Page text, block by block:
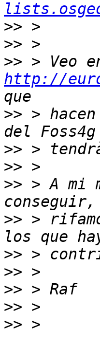
>>
>>
>>
http://
>> >
>>
>>
>> > A mi
>> >
>>
>>
>>
>>
>> >